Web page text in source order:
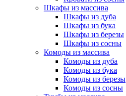
Шкафы из массива
Шкафы из дуба
Шкафы из бука
Шкафы из березы
Шкафы из сосны
Комоды из массива
Комоды из дуба
Комоды из бука
Комоды из березы
Комоды из сосны